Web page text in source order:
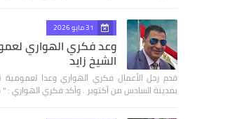
31 مايو 2026
وعد فكري الهواري
الشيخ زايد
قدم رجل الأعمال فكري الهواري وعدا لعمومية
بمدينة السادس من أكتوبر . وأكد فكري الهواري :